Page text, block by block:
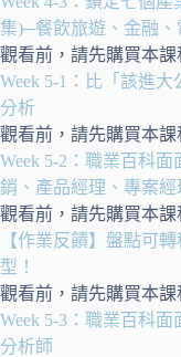
集)─餐飲旅遊、金融
觀看前，請先購買本課
Week 5-1：比「該進
分析
觀看前，請先購買本課
Week 5-2：職業百科
銷、產品經理、專案經
觀看前，請先購買本課
【作業反饋】盤點可
型！
觀看前，請先購買本課
Week 5-3：職業百科
分析師